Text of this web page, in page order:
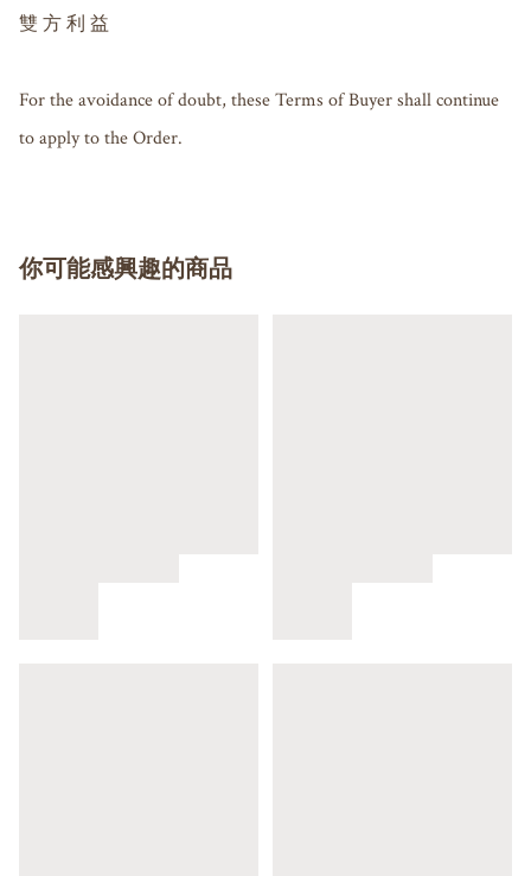
雙 方 利 益
For the avoidance of doubt, these Terms of Buyer shall continue
你可能感興趣的商品